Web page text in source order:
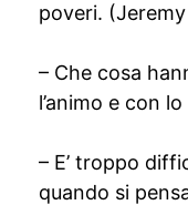
poveri.
– Che cosa
l’animo e con
– E’ troppo
quando si